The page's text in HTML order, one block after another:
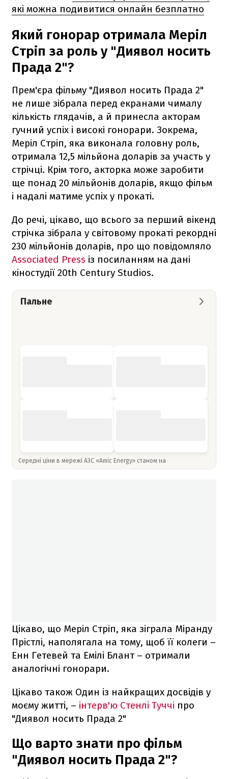
які можна подивитися онлайн безплатно
Який гонорар отримала Меріл
Стріп за роль у "Диявол носить
Прада 2"?
Прем'єра фільму "Диявол носить Прада 2"
не лише зібрала перед екранами чималу
кількість глядачів, а й принесла акторам
гучний успіх і високі гонорари. Зокрема,
Меріл Стріп, яка виконала головну роль,
отримала 12,5 мільйона доларів за участь у
стрічці. Крім того, акторка може заробити
ще понад 20 мільйонів доларів, якщо фільм
і надалі матиме успіх у прокаті.
До речі, цікаво, що всього за перший вікенд
стрічка зібрала у світовому прокаті рекордні
230 мільйонів доларів, про що повідомляло
Associated Press із посиланням на дані
кіностудії 20th Century Studios.
Пальне
Середні ціни в мережі АЗС «Amic Energy» станом на
Цікаво, що Меріл Стріп, яка зіграла Міранду
Прістлі, наполягала на тому, щоб її колеги –
Енн Гетевей та Емілі Блант – отримали
аналогічні гонорари.
Цікаво також Один із найкращих досвідів у
моєму житті, – інтерв'ю Стенлі Туччі про
"Диявол носить Прада 2"
Що варто знати про фільм
"Диявол носить Прада 2"?